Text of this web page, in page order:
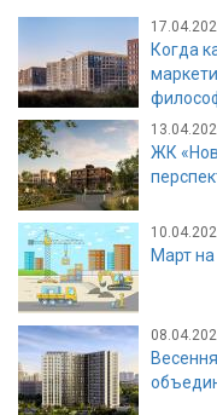
Когда
ЖК
Март